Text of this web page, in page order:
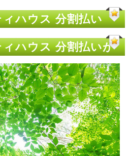
ハウス 分割払い
ハウス 分割払いが